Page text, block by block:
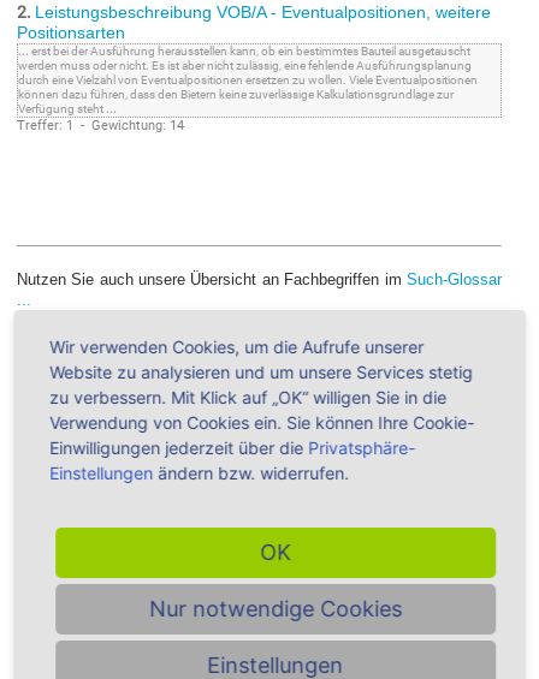
2.
Leistungsbeschreibung VOB/A - Eventualpositionen, weitere
Positionsarten
... erst bei der Ausführung herausstellen kann, ob ein bestimmtes Bauteil ausgetauscht
werden muss oder nicht. Es ist aber nicht zulässig, eine fehlende Ausführungsplanung
durch eine Vielzahl von Eventualpositionen ersetzen zu wollen. Viele Eventualpositionen
können dazu führen, dass den Bietern keine zuverlässige Kalkulationsgrundlage zur
Verfügung steht ...
Treffer: 1 - Gewichtung: 14
Nutzen Sie auch unsere Übersicht an Fachbegriffen im Such-Glossar
...
VOB - für Handwerker & Architekten - Alle
Produkte ►
Übersicht Themenbereiche -
Wir verwenden Cookies, um die Aufrufe unserer
Website zu analysieren und um unsere Services stetig
zu verbessern. Mit Klick auf „OK“ willigen Sie in die
Verwendung von Cookies ein. Sie können Ihre Cookie-
Einwilligungen jederzeit über die Privatsphäre-
Einstellungen ändern bzw. widerrufen.
OK
Nur notwendige Cookies
Einstellungen